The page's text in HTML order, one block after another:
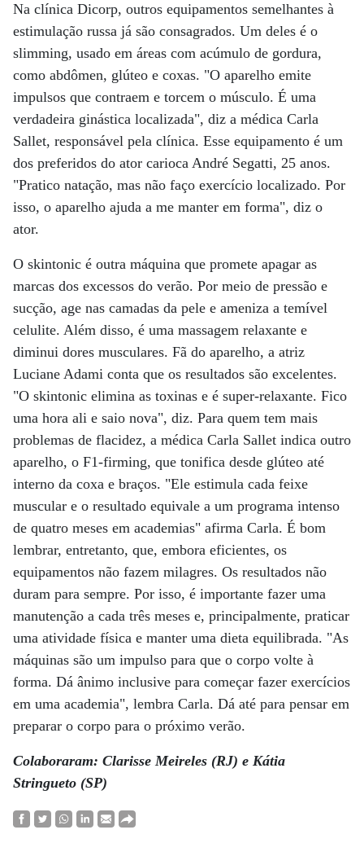
Na clínica Dicorp, outros equipamentos semelhantes à
estimulação russa já são consagrados. Um deles é o
slimming, usado em áreas com acúmulo de gordura,
como abdômen, glúteo e coxas. "O aparelho emite
impulsos que contraem e torcem o músculo. É uma
verdadeira ginástica localizada", diz a médica Carla
Sallet, responsável pela clínica. Esse equipamento é um
dos preferidos do ator carioca André Segatti, 25 anos.
"Pratico natação, mas não faço exercício localizado. Por
isso, o aparelho ajuda a me manter em forma", diz o
ator.
O skintonic é outra máquina que promete apagar as
marcas dos excessos do verão. Por meio de pressão e
sucção, age nas camadas da pele e ameniza a temível
celulite. Além disso, é uma massagem relaxante e
diminui dores musculares. Fã do aparelho, a atriz
Luciane Adami conta que os resultados são excelentes.
"O skintonic elimina as toxinas e é super-relaxante. Fico
uma hora ali e saio nova", diz. Para quem tem mais
problemas de flacidez, a médica Carla Sallet indica outro
aparelho, o F1-firming, que tonifica desde glúteo até
interno da coxa e braços. "Ele estimula cada feixe
muscular e o resultado equivale a um programa intenso
de quatro meses em academias" afirma Carla. É bom
lembrar, entretanto, que, embora eficientes, os
equipamentos não fazem milagres. Os resultados não
duram para sempre. Por isso, é importante fazer uma
manutenção a cada três meses e, principalmente, praticar
uma atividade física e manter uma dieta equilibrada. "As
máquinas são um impulso para que o corpo volte à
forma. Dá ânimo inclusive para começar fazer exercícios
em uma academia", lembra Carla. Dá até para pensar em
preparar o corpo para o próximo verão.
Colaboraram: Clarisse Meireles (RJ) e Kátia
Stringueto (SP)